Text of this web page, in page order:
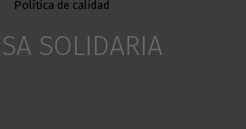
Política de calidad
SOLIDARIA